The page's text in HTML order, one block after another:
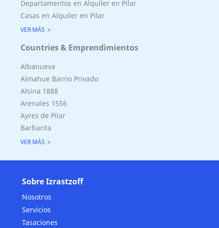
Departamentos en Alquiler en Pilar
Casas en Alquiler en Pilar
VER MÁS
Countries & Emprendimientos
Albanueva
Almahue Barrio Privado
Alsina 1888
Arenales 1556
Ayres de Pilar
Barbarita
VER MÁS
Sobre Izrastzoff
Nosotros
Servicios
Tasaciones